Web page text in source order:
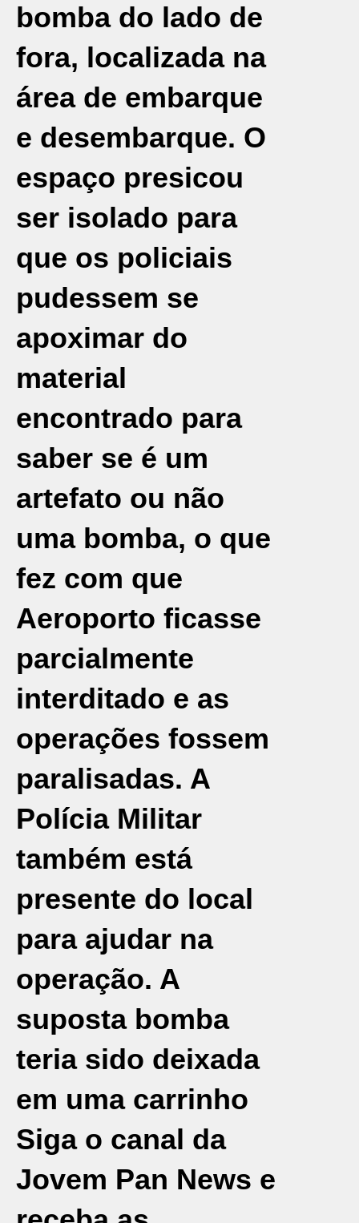
bomba do lado de
fora, localizada na
área de embarque
e desembarque. O
espaço presicou
ser isolado para
que os policiais
pudessem se
apoximar do
material
encontrado para
saber se é um
artefato ou não
uma bomba, o que
fez com que
Aeroporto ficasse
parcialmente
interditado e as
operações fossem
paralisadas. A
Polícia Militar
também está
presente do local
para ajudar na
operação. A
suposta bomba
teria sido deixada
em uma carrinho
Siga o canal da
Jovem Pan News e